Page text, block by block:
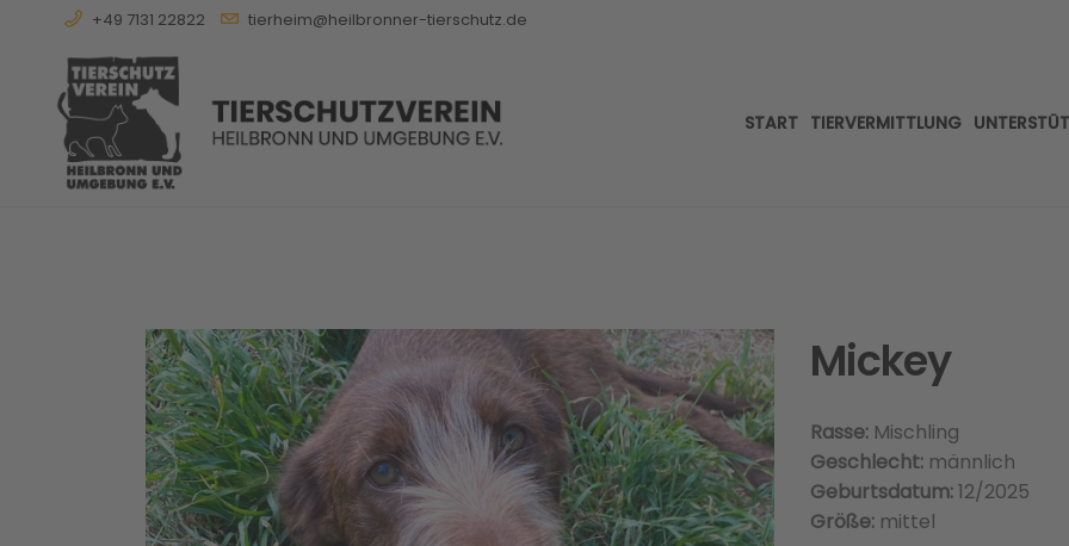
+49 7131 22822 tierheim@heilbronner-tierschutz.de
START TIERVERMITTLUNG
Mickey
Rasse:Mischling
Geschlecht:männlich
Geburtsdatum:12/2025
Größe:mittel